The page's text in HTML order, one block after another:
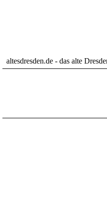
altesdresden.de - das alte